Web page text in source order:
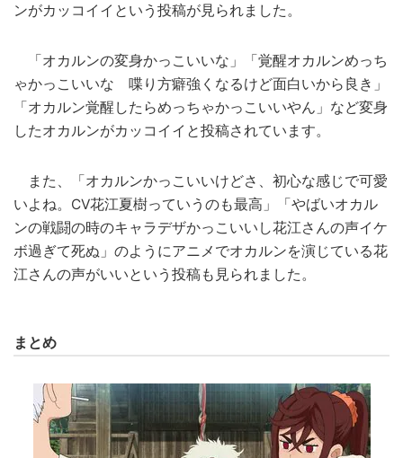
ンがカッコイイという投稿が見られました。
「オカルンの変身かっこいいな」「覚醒オカルンめっち
ゃかっこいいな 喋り方癖強くなるけど面白いから良き」
「オカルン覚醒したらめっちゃかっこいいやん」など変身
したオカルンがカッコイイと投稿されています。
また、「オカルンかっこいいけどさ、初心な感じで可愛
いよね。CV花江夏樹っていうのも最高」「やばいオカル
ンの戦闘の時のキャラデザかっこいいし花江さんの声イケ
ボ過ぎて死ぬ」のようにアニメでオカルンを演じている花
江さんの声がいいという投稿も見られました。
まとめ